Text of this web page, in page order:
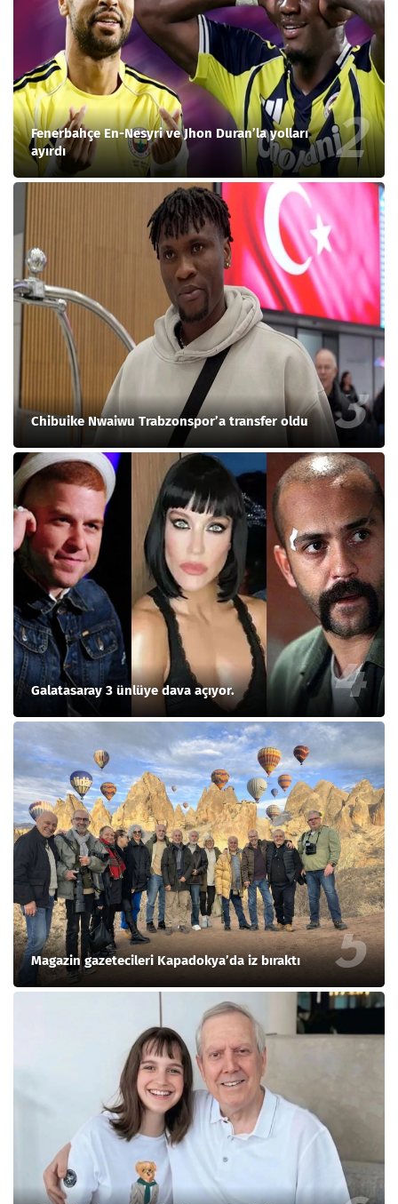
Fenerbahçe En-Nesyri ve Jhon Duran’la yolları
ayırdı
Chibuike Nwaiwu Trabzonspor’a transfer oldu
Galatasaray 3 ünlüye dava açıyor.
Magazin gazetecileri Kapadokya’da iz bıraktı